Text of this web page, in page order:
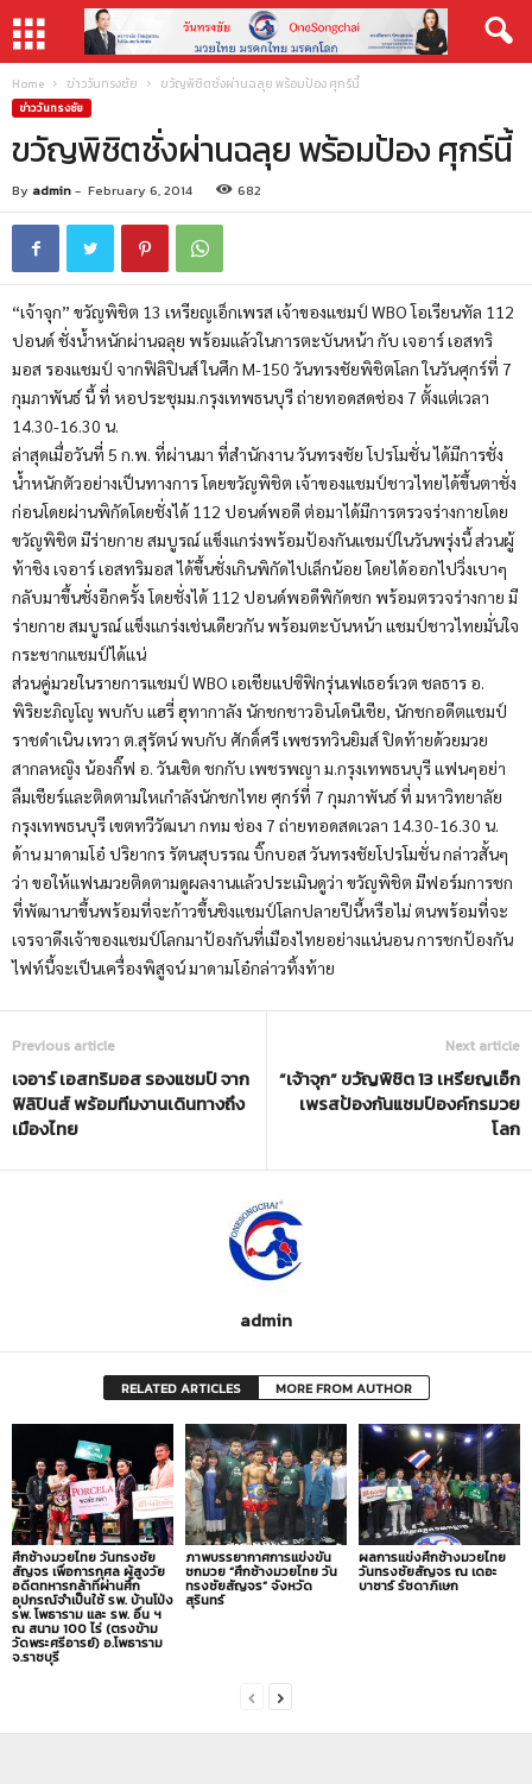
Home ข่าววันทรงชัย ขวัญพิชิตชั่งผ่านฉลุย พร้อมป้อง ศุกร์นี้
ข่าววันทรงชัย
ขวัญพิชิตชั่งผ่านฉลุย พร้อมป้อง ศุกร์นี้
By admin- February 6, 2014 682
“เจ้าจุก” ขวัญพิชิต 13 เหรียญเอ็กเพรส เจ้าของแชมป์ WBO โอเรียนทัล 112
ปอนด์ ชั่งน้ำหนักผ่านฉลุย พร้อมแล้วในการตะบันหน้า กับ เจอาร์ เอสทริ
มอส รองแชมป์ จากฟิลิปินส์ ในศึก M-150 วันทรงชัยพิชิตโลก ในวันศุกร์ที่ 7
กุมภาพันธ์ นี้ ที่ หอประชุมม.กรุงเทพธนบุรี ถ่ายทอดสดช่อง 7 ตั้งแต่เวลา
14.30-16.30 น.
ล่าสุดเมื่อวันที่ 5 ก.พ. ที่ผ่านมา ที่สำนักงาน วันทรงชัย โปรโมชั่น ได้มีการชั่ง
น้ำหนักตัวอย่างเป็นทางการ โดยขวัญพิชิต เจ้าของแชมป์ชาวไทยได้ขึ้นตาชั่ง
ก่อนโดยผ่านพิกัดโดยชั่งได้ 112 ปอนด์พอดี ต่อมาได้มีการตรวจร่างกายโดย
ขวัญพิชิต มีร่ายกาย สมบูรณ์ แข็งแกร่งพร้อมป้องกันแชมป์ในวันพรุ่งนี้ ส่วนผู้
ท้าชิง เจอาร์ เอสทริมอส ได้ขึ้นชั่งเกินพิกัดไปเล็กน้อย โดยได้ออกไปวิ่งเบาๆ
กลับมาขึ้นชั่งอีกครั้ง โดยชั่งได้ 112 ปอนด์พอดีพิกัดชก พร้อมตรวจร่างกาย มี
ร่ายกาย สมบูรณ์ แข็งแกร่งเช่นเดียวกัน พร้อมตะบันหน้า แชมป์ชาวไทยมั่นใจ
กระชากแชมป์ได้แน่
ส่วนคู่มวยในรายการแชมป์ WBO เอเชียแปซิฟิกรุ่นเฟเธอร์เวต ชลธาร อ.
พิริยะภิญโญ พบกับ แฮรี่ ฮุทากาลัง นักชกชาวอินโดนีเชีย, นักชกอดีตแชมป์
ราชดำเนิน เทวา ต.สุรัตน์ พบกับ ศักดิ์ศรี เพชรทวินยิมส์ ปิดท้ายด้วยมวย
สากลหญิง น้องกิ๊ฟ อ. วันเชิด ชกกับ เพชรพญา ม.กรุงเทพธนบุรี แฟนๆอย่า
ลืมเชียร์และติดตามใหเกำลังนักชกไทย ศุกร์ที่ 7 กุมภาพันธ์ ที่ มหาวิทยาลัย
กรุงเทพธนบุรี เขตทวีวัฒนา กทม ช่อง 7 ถ่ายทอดสดเวลา 14.30-16.30 น.
ด้าน มาดามโอ๋ ปริยากร รัตนสุบรรณ บิ๊กบอส วันทรงชัยโปรโมชั่น กล่าวสั้นๆ
ว่า ขอให้แฟนมวยติดตามดูผลงานแล้วประเมินดูว่า ขวัญพิชิต มีฟอร์มการชก
ที่พัฒานาขึ้นพร้อมที่จะก้าวขึ้นชิงแชมป์โลกปลายปีนี้หรือไม่ ตนพร้อมที่จะ
เจรจาดึงเจ้าของแชมป์โลกมาป้องกันที่เมืองไทยอย่างแน่นอน การชกป้องกัน
ไฟท์นี้จะเป็นเครื่องพิสูจน์ มาดามโอ๋กล่าวทิ้งท้าย
Previous article
เจอาร์ เอสทริมอส รองแชมป์ จาก
ฟิลิปินส์ พร้อมทีมงานเดินทางถึง
เมืองไทย
Next article
“เจ้าจุก” ขวัญพิชิต 13 เหรียญเอ็ก
เพรสป้องกันแชมป์องค์กรมวย
โลก
admin
RELATED ARTICLES MORE FROM AUTHOR
ศึกช้างมวยไทย วันทรงชัย
สัญจร เพื่อการกุศล ผู้สูงวัย
อดีตทหารกล้าที่ผ่านศึก
อุปกรณ์จำเป็นใช้ รพ. บ้านโป่ง
รพ. โพธาราม และ รพ. อื่น ฯ
ณ สนาม 100 ไร่ (ตรงข้าม
วัดพระศรีอารย์) อ.โพธาราม
จ.ราชบุรี
ภาพบรรยากาศการแข่งขัน
ชกมวย “ศึกช้างมวยไทย วัน
ทรงชัยสัญจร” จังหวัด
สุรินทร์
ผลการแข่งศึกช้างมวยไทย
วันทรงชัยสัญจร ณ เดอะ
บาซาร์ รัชดาภิเษก